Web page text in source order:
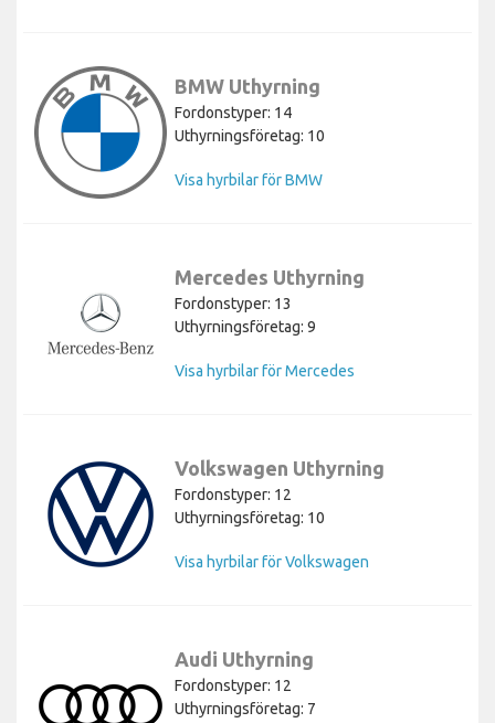
BMW Uthyrning
Fordonstyper: 14
Uthyrningsföretag: 10
Visa hyrbilar för BMW
Mercedes Uthyrning
Fordonstyper: 13
Uthyrningsföretag: 9
Visa hyrbilar för Mercedes
Volkswagen Uthyrning
Fordonstyper: 12
Uthyrningsföretag: 10
Visa hyrbilar för Volkswagen
Audi Uthyrning
Fordonstyper: 12
Uthyrningsföretag: 7